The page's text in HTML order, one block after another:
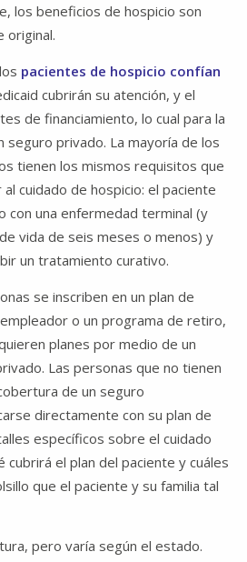
los beneficios de hospicio son
original.
pacientes de hospicio confían
cubrirán su atención, y el
de financiamiento, lo cual para la
seguro privado. La mayoría de los
tienen los mismos requisitos que
cuidado de hospicio: el paciente
con una enfermedad terminal (y
vida de seis meses o menos) y
un tratamiento curativo.
se inscriben en un plan de
o un programa de retiro,
planes por medio de un
Las personas que no tienen
de un seguro
directamente con su plan de
específicos sobre el cuidado
cubrirá el plan del paciente y cuáles
que el paciente y su familia tal
pero varía según el estado.